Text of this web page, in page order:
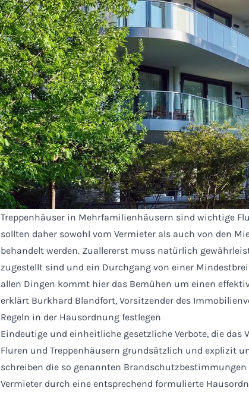
Treppenhäuser in Mehrfamilienhäusern sind wichtige
sollten daher sowohl vom Vermieter als auch von den
behandelt werden. Zuallererst muss natürlich
zugestellt sind und ein Durchgang von einer
allen Dingen kommt hier das Bemühen um einen
erklärt Burkhard Blandfort, Vorsitzender des
Regeln in der Hausordnung festlegen
Eindeutige und einheitliche gesetzliche Verbote, die das
Fluren und Treppenhäusern grundsätzlich und explizit
schreiben die so genannten Brandschutzbestimmungen
Vermieter durch eine entsprechend formulierte